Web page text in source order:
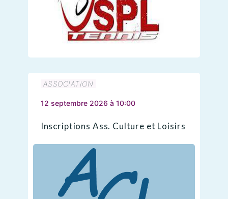
ASSOCIATION
12 septembre 2026 à 10:00
Inscriptions Ass. Culture et Loisirs